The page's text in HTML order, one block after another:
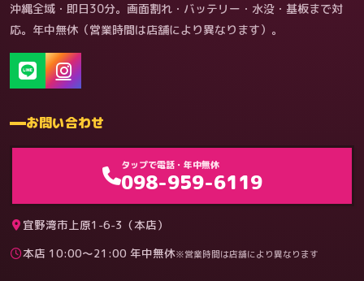
沖縄全域・即日30分。画面割れ・バッテリー・水没・基板まで対
応。年中無休（営業時間は店舗により異なります）。
お問い合わせ
タップで電話・年中無休
098-959-6119
宜野湾市上原1-6-3（本店）
本店 10:00〜21:00 年中無休※営業時間は店舗により異なります